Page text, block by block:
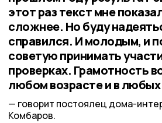
этот раз текст мне
сложнее. Но буду
справился. И молодым, и
советую принимать
проверках. Грамотность
любом возрасте и в
говорит постоялец дома-
Комбаров.